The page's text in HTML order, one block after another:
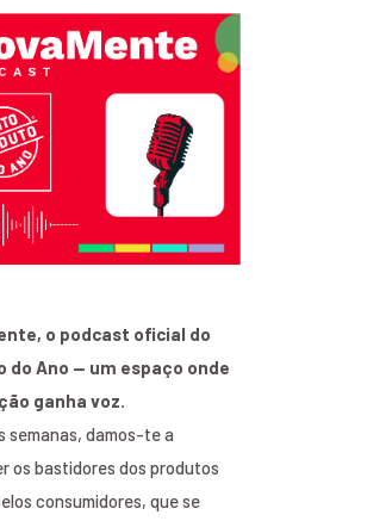
o podcast oficial do
do Ano — um espaço onde
ganha voz.
semanas, damos-te a
os bastidores dos produtos
consumidores, que se